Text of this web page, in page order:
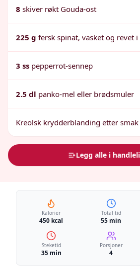
8 skiver røkt Gouda-ost
225 g fersk spinat, vasket og revet
3 ss pepperrot-sennep
2.5 dl panko-mel eller brødsmuler
Kreolsk krydderblanding etter smak
Legg alle i
Kalorier
450 kcal
Total tid
55 min
Steketid
35 min
Porsjoner
4